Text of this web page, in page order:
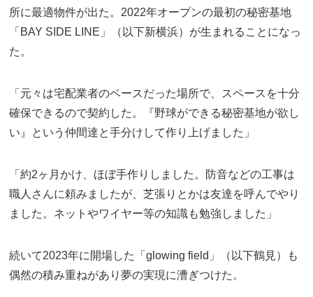
所に最適物件が出た。2022年オープンの最初の秘密基地
「BAY SIDE LINE」（以下新横浜）が生まれることになっ
た。
「元々は宅配業者のベースだった場所で、スペースを十分
確保できるので契約した。『野球ができる秘密基地が欲し
い』という仲間達と手分けして作り上げました」
「約2ヶ月かけ、ほぼ手作りしました。防音などの工事は
職人さんに頼みましたが、芝張りとかは友達を呼んでやり
ました。ネットやワイヤー等の知識も勉強しました」
続いて2023年に開場した「glowing field」（以下鶴見）も
偶然の積み重ねがあり夢の実現に漕ぎつけた。